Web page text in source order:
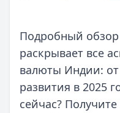
Подробный
раскрывает все
валюты Индии:
развития в 2025
сейчас?